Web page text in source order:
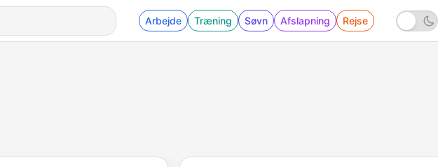
Arbejde Træning Søvn Afslapning Rejse